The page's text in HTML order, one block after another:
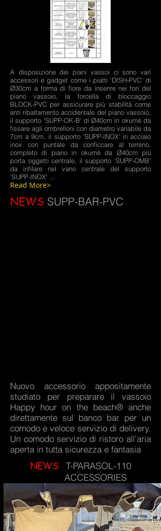
A disposizione dei piani vassoi ci sono vari
accessori e gadget come i piatti 'DISH-PVC' di
Ø30cm a forma di fiore da inserire nei fori del
piano vassoio, la forcella di bloccaggio
BLOCK-PVC per assicurare più stabilità come
anti ribaltamento accidentale del piano vassoio,
il supporto 'SUPP-OK-B' di Ø40cm in okumè da
fissare agli ombrelloni con diametro variabile da
7cm a 9cm, il supporto 'SUPP-INOX' in acciaio
inox con puntale da conficcare al terreno,
completo di piano in okumè da Ø40cm più
porta oggetti centrale, il supporto 'SUPP-OMB'
da infilare nel vano centrale del supporto
'SUPP-INOX' ...
Read More>
NEWS SUPP-BAR-PVC
Nuovo accessorio appositamente
studiato per preparare il vassoio
Happy hour on the beach® anche
direttamente sul banco bar per un
comodo e veloce servizio di delivery.
Un comodo servizio di ristoro all'aria
aperta in tutta sicurezza e fantasia
NEWS T-PARASOL-110
ACCESSORIES